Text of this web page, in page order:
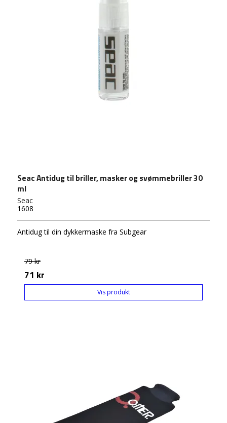
Seac Antidug til briller, masker og svømmebriller 30
ml
Seac
1608
Antidug til din dykkermaske fra Subgear
79 kr
71 kr
Vis produkt